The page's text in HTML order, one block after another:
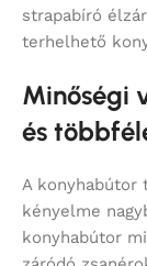
strapabíró
terhelhető
Minőségi
és
A konyhabútor
kényelme
konyhabútor